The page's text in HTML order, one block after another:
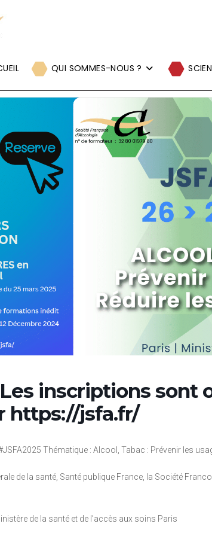
QUI SOMMES-NOUS ?
Les inscriptions sont
https://jsfa.fr/
Thématique : Alcool, Tabac : Prévenir les
de la santé, Santé publique France, la Société
de la santé et de l’accès aux soins Paris